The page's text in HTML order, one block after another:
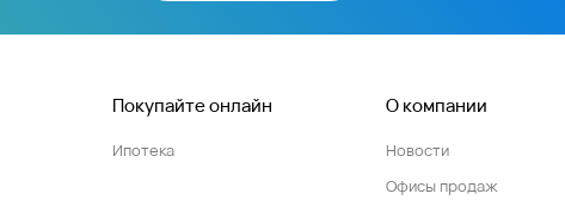
Покупайте онлайн
Ипотека
О компании
Новости
Офисы продаж